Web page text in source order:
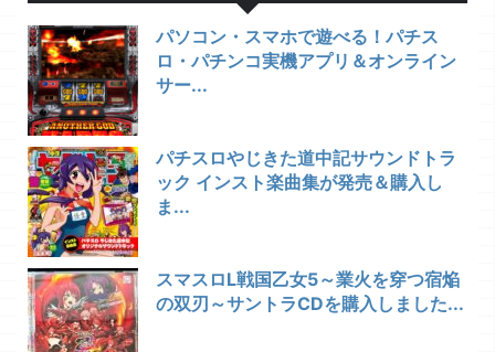
パソコン・スマホで遊べる！パチス
ロ・パチンコ実機アプリ＆オンライン
サー...
パチスロやじきた道中記サウンドトラ
ック インスト楽曲集が発売＆購入し
ま...
スマスロL戦国乙女5～業火を穿つ宿焔
の双刃～サントラCDを購入しました...